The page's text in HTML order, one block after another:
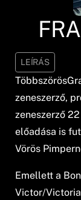
LEÍRÁS
zeneszerző,
zeneszerző
előadása is
Vörös
Emellett a
Victor/